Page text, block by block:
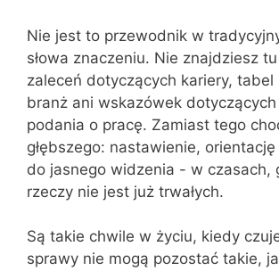
Nie jest to przewodnik w
słowa znaczeniu. Nie znajdziesz
zaleceń dotyczących kariery, tabel
branż ani wskazówek
podania o pracę. Zamiast tego
głębszego: nastawienie,
do jasnego widzenia - w czasach,
rzeczy nie jest już trwałych.
Są takie chwile w życiu, kiedy
sprawy nie mogą pozostać takie,